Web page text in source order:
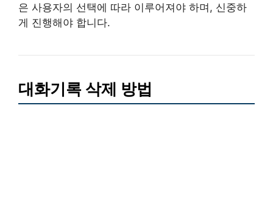
은 사용자의 선택에 따라 이루어져야 하며, 신중하
게 진행해야 합니다.
대화기록 삭제 방법